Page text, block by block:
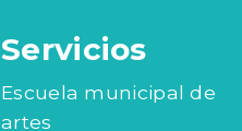
Servicios
Escuela municipal de
artes